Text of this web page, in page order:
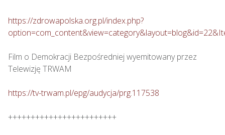
https://zdrowapolska.org.pl/index.php?
Film o Demokracji Bezpośredniej wyemitowany przez
Telewizję TRWAM
https://tv-trwam.pl/epg/audycja/prg.117538
++++++++++++++++++++++++